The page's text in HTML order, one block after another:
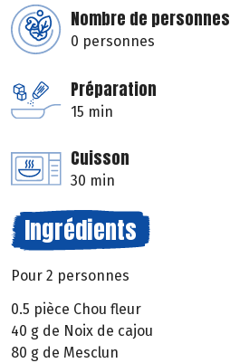
Nombre de personnes
0 personnes
Préparation
15 min
Cuisson
30 min
Ingrédients
Pour 2 personnes
0.5 pièce Chou fleur
40 g de Noix de cajou
80 g de Mesclun